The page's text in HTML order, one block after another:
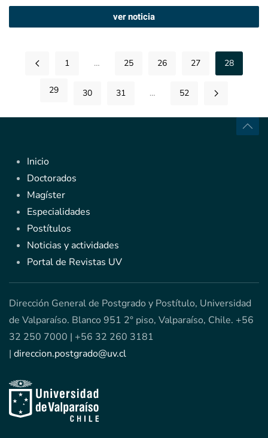
ver noticia
1 … 25 26 27 28
29 30 31 … 52
Inicio
Doctorados
Magíster
Especialidades
Postítulos
Noticias y actividades
Portal de Revistas UV
Dirección General de Postgrado y Postítulo, Universidad
de Valparaíso. Blanco 951 2° piso, Valparaíso, Chile. +56
32 250 7000 | +56 32 260 3181
| direccion.postgrado@uv.cl